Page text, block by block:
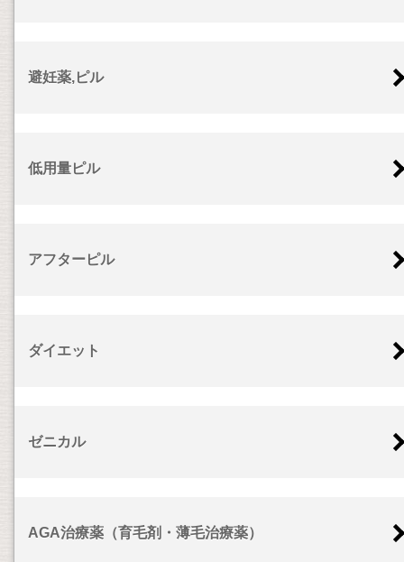
避妊薬,ピル
低用量ピル
アフターピル
ダイエット
ゼニカル
AGA治療薬（育毛剤・薄毛治療薬）